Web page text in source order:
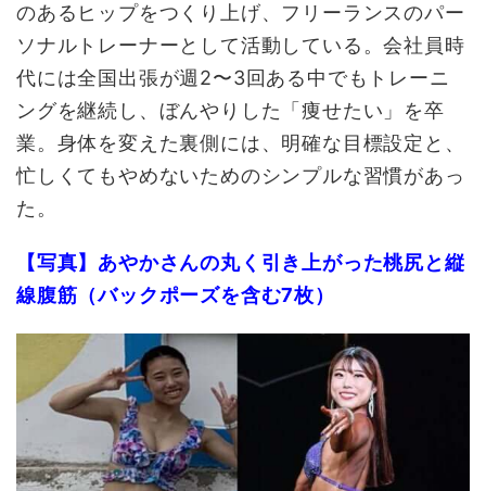
のあるヒップをつくり上げ、フリーランスのパー
ソナルトレーナーとして活動している。会社員時
代には全国出張が週2〜3回ある中でもトレーニ
ングを継続し、ぼんやりした「痩せたい」を卒
業。身体を変えた裏側には、明確な目標設定と、
忙しくてもやめないためのシンプルな習慣があっ
た。
【写真】あやかさんの丸く引き上がった桃尻と縦
線腹筋（バックポーズを含む7枚）